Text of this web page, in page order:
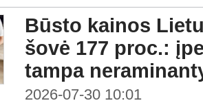
Būsto kainos
šovė 177 proc.:
tampa
2026-07-30 10:01